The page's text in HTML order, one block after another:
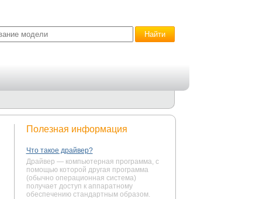
Полезная информация
Что такое драйвер?
Драйвер — компьютерная программа, с
помощью которой другая программа
(обычно операционная система)
получает доступ к аппаратному
обеспечению стандартным образом.